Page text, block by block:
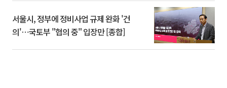
서울시, 정부에 정비사업 규제 완화 '건
의'⋯국토부 "협의 중" 입장만 [종합]